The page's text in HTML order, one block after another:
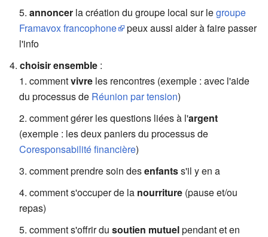
annoncer la création du groupe local sur legroupe
Framavox francophone
peux aussi aider à faire passer
l'info
choisir ensemble :
commentvivre les rencontres (exemple : avec l'aide
du processus de Réunion par tension)
comment gérer les questions liées à l'argent
(exemple : les deux paniers du processus de
Coresponsabilité financière)
comment prendre soin desenfantss'il y en a
comment s'occuper de la nourriture (pause et/ou
repas)
comment s'offrir du soutien mutuelpendant et en